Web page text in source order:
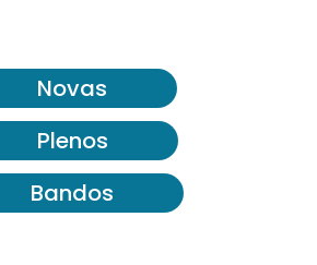
Novas
Plenos
Bandos